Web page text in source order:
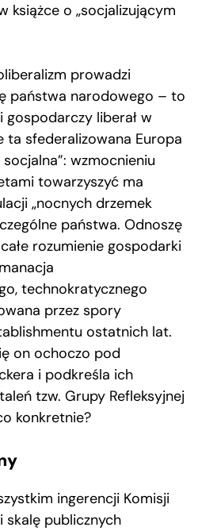
książce o „socjalizującym
prowadzi
państwa narodowego – to
liberał w
ta sfederalizowana Europa
wzmocnieniu
towarzyszyć ma
„nocnych drzemek
państwa. Odnoszę
rozumienie gospodarki
technokratycznego
przez spory
ostatnich lat.
on ochoczo pod
i podkreśla ich
tzw. Grupy Refleksyjnej
konkretnie?
ingerencji Komisji
skalę publicznych